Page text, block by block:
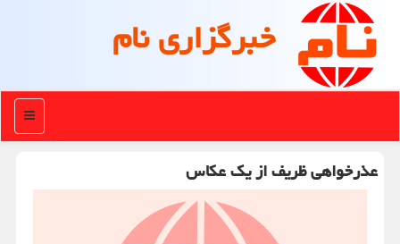
خبرگزاری نام
منو
عذرخواهی ظریف از یك عكاس